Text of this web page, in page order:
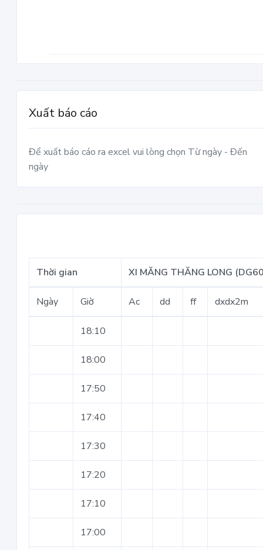
Xuất báo cáo
Để xuất báo cáo ra excel vui lòng chọn Từ ngày - Đến
ngày
Thời gian XI MĂNG THĂNG LONG
Ngày Giờ Ac dd ff dxdx2m
18:10
18:00
17:50
17:40
17:30
17:20
17:10
17:00